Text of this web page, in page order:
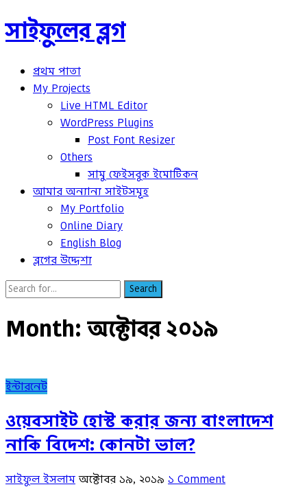
সাইফুলের ব্লগ
প্রথম পাতা
My Projects
Live HTML Editor
WordPress Plugins
Post Font Resizer
Others
সামু ফেইসবুক ইমোটিকন
আমার অন্যান্য সাইটসমূহ
My Portfolio
Online Diary
English Blog
ব্লগের উদ্দেশ্য
Search
Month:অক্টোবর ২০১৯
ইন্টারনেট
ওয়েবসাইট হোস্ট করার জন্য বাংলাদেশ
নাকি বিদেশ: কোনটা ভাল?
সাইফুল ইসলাম অক্টোবর ১৯, ২০১৯ ১ Comment